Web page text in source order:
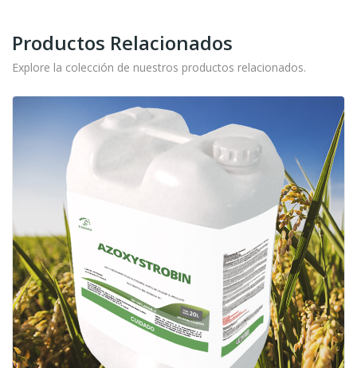
Productos Relacionados
Explore la colección de nuestros productos relacionados.